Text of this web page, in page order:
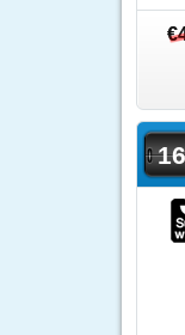
16